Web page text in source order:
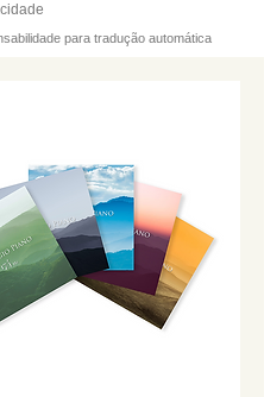
para tradução automática